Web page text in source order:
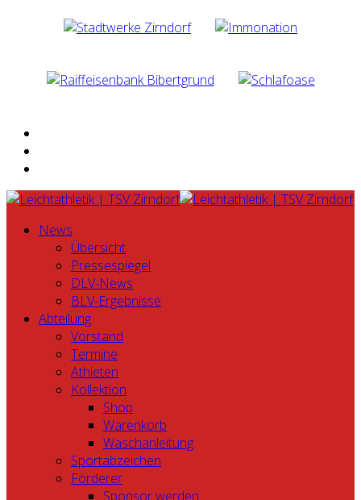
News
Übersicht
Pressespiegel
DLV-News
BLV-Ergebnisse
Abteilung
Vorstand
Termine
Athleten
Kollektion
Shop
Warenkorb
Waschanleitung
Sportabzeichen
Förderer
Sponsor werden